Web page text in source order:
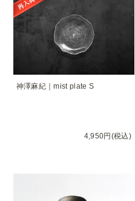
神澤麻紀｜mist plate S
4,950円(税込)